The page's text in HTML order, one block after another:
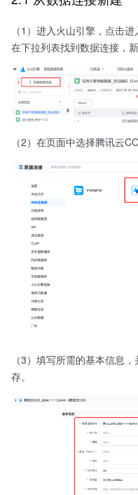
（1）进入火山引擎，点击
在下拉列表找到数据连接，新
（2）在页面中选择腾讯云
（3）填写所需的基本信息
存。